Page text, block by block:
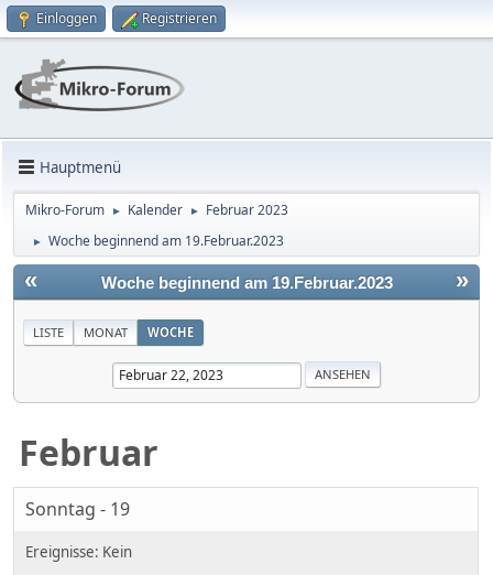
Einloggen Registrieren
Hauptmenü
Mikro-Forum ► Kalender ► Februar 2023
► Woche beginnend am 19.Februar.2023
« »
Woche beginnend am 19.Februar.2023
LISTE MONAT WOCHE
Februar
Sonntag - 19